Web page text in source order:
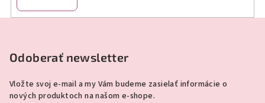
Odoberať newsletter
Vložte svoj e-mail a my Vám budeme zasielať informácie o
nových produktoch na našom e-shope.